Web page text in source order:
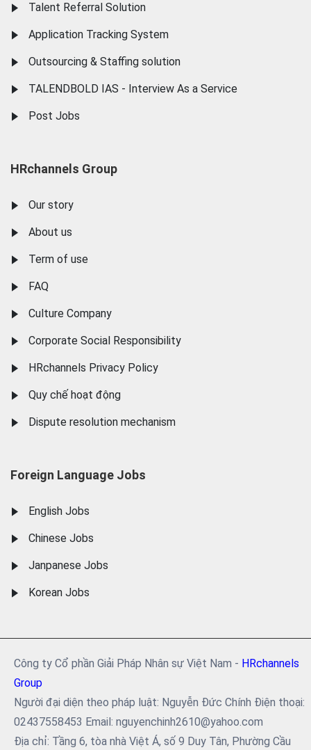
Talent Referral Solution
Application Tracking System
Outsourcing & Staffing solution
TALENDBOLD IAS - Interview As a Service
Post Jobs
HRchannels Group
Our story
About us
Term of use
FAQ
Culture Company
Corporate Social Responsibility
HRchannels Privacy Policy
Quy chế hoạt động
Dispute resolution mechanism
Foreign Language Jobs
English Jobs
Chinese Jobs
Janpanese Jobs
Korean Jobs
Công ty Cổ phần Giải Pháp Nhân sự Việt Nam - HRchannels
Group
Người đại diện theo pháp luật: Nguyễn Đức Chính Điện thoại:
02437558453 Email: nguyenchinh2610@yahoo.com
Địa chỉ: Tầng 6, tòa nhà Việt Á, số 9 Duy Tân, Phường Cầu